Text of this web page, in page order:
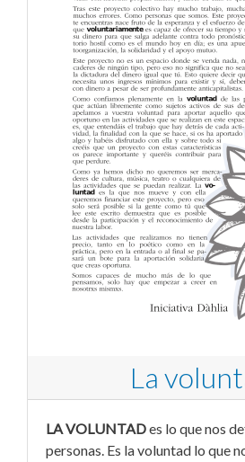
La
LA VOLUNTADes lo que nos
personas. Es la voluntad lo que